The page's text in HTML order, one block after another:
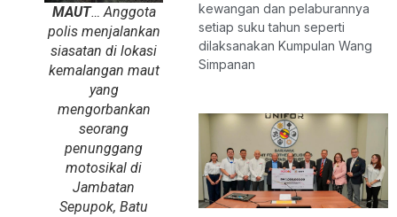
MAUT… Anggota
polis menjalankan
siasatan di lokasi
kemalangan maut
yang
mengorbankan
seorang
penunggang
motosikal di
Jambatan
Sepupok, Batu
kewangan dan pelaburannya
setiap suku tahun seperti
dilaksanakan Kumpulan Wang
Simpanan